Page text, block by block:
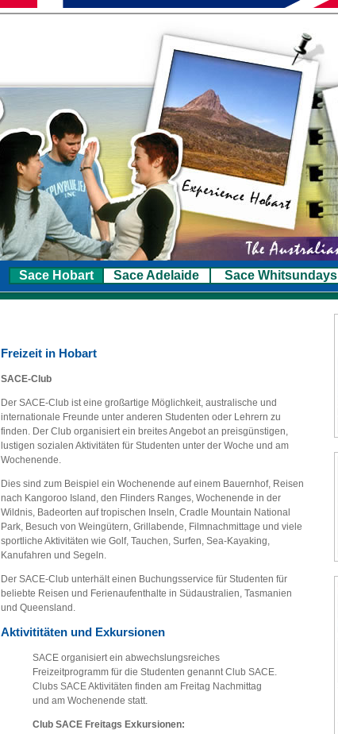
Sace Hobart Sace Adelaide Sace Whitsundays
Freizeit in Hobart
SACE-Club
Der SACE-Club ist eine großartige Möglichkeit, australische und
internationale Freunde unter anderen Studenten oder Lehrern zu
finden. Der Club organisiert ein breites Angebot an preisgünstigen,
lustigen sozialen Aktivitäten für Studenten unter der Woche und am
Wochenende.
Dies sind zum Beispiel ein Wochenende auf einem Bauernhof, Reisen
nach Kangoroo Island, den Flinders Ranges, Wochenende in der
Wildnis, Badeorten auf tropischen Inseln, Cradle Mountain National
Park, Besuch von Weingütern, Grillabende, Filmnachmittage und viele
sportliche Aktivitäten wie Golf, Tauchen, Surfen, Sea-Kayaking,
Kanufahren und Segeln.
Der SACE-Club unterhält einen Buchungsservice für Studenten für
beliebte Reisen und Ferienaufenthalte in Südaustralien, Tasmanien
und Queensland.
Aktivititäten und Exkursionen
SACE organisiert ein abwechslungsreiches
Freizeitprogramm für die Studenten genannt Club SACE.
Clubs SACE Aktivitäten finden am Freitag Nachmittag
und am Wochenende statt.
Club SACE Freitags Exkursionen: